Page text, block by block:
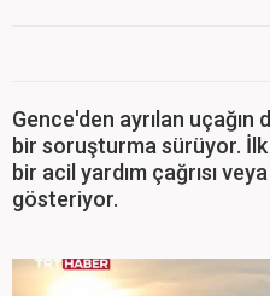
Gence'den ayrılan uçağın
bir soruşturma sürüyor.
bir acil yardım çağrısı
gösteriyor.